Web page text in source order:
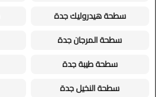
سطحة هيدروليك جدة
سطحة المرجان جدة
سطحة طيبة جدة
سطحة النخيل جدة